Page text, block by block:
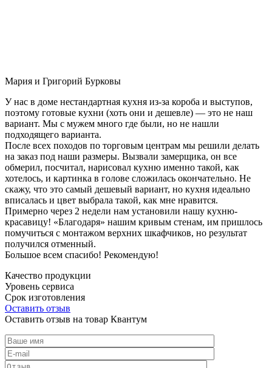
Мария и Григорий Бурковы
У нас в доме нестандартная кухня из-за короба и выступов,
поэтому готовые кухни (хоть они и дешевле) — это не наш
вариант. Мы с мужем много где были, но не нашли
подходящего варианта.
После всех походов по торговым центрам мы решили делать
на заказ под наши размеры. Вызвали замерщика, он все
обмерил, посчитал, нарисовал кухню именно такой, как
хотелось, и картинка в голове сложилась окончательно. Не
скажу, что это самый дешевый вариант, но кухня идеально
вписалась и цвет выбрала такой, как мне нравится.
Примерно через 2 недели нам установили нашу кухню-
красавицу! «Благодаря» нашим кривым стенам, им пришлось
помучиться с монтажом верхних шкафчиков, но результат
получился отменный.
Большое всем спасибо! Рекомендую!
Качество продукции
Уровень сервиса
Срок изготовления
Оставить отзыв
Оставить отзыв на товар Квантум